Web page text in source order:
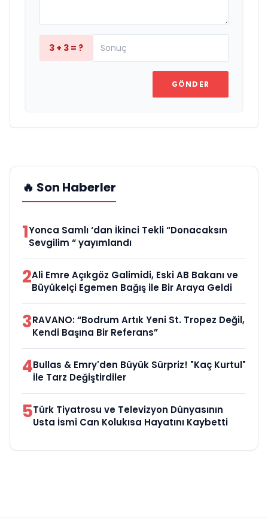
3 + 3 = ?
GÖNDER
🔥 Son Haberler
1Yonca Samlı ‘dan İkinci Tekli “Donacaksın
Sevgilim “ yayımlandı
2Ali Emre Açıkgöz Galimidi, Eski AB Bakanı ve
Büyükelçi Egemen Bağış ile Bir Araya Geldi
3RAVANO: “Bodrum Artık Yeni St. Tropez Değil,
Kendi Başına Bir Referans”
4Bullas & Emry'den Büyük Sürpriz! "Kaç Kurtul"
ile Tarz Değiştirdiler
5Türk Tiyatrosu ve Televizyon Dünyasının
Usta İsmi Can Kolukısa Hayatını Kaybetti